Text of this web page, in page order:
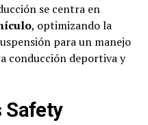
se centra en
, optimizando la
para un manejo
conducción deportiva y
Safety